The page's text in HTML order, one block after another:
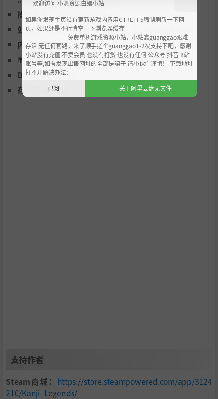
- Choose from a wide range of difficulties and rules.
Climb the ranks
- Achieve different ranks by conquering each trial.
- Become the Ultimate Master.
操作系统:
Windows 10 64-bit
处理器:Quad-core Intel or AMD, 2.5 GHz or faster
内存:16 GB RAM
显卡:Nvidia RTX 2060 / AMD Radeon RX 5700
DirectX 版本:11
存储空间:需要 2 GB 可用空间
支持作者
Steam商城： https://store.steampowered.com/app/3124
210/Kanji_Legends/
欢迎访问 小叽资源白嫖小站
如果你发现主页没有更新游戏内容用CTRL+F5强制刷新一下网
页，如果还是不行清空一下浏览器缓存 ----------------------------------
--------------------- 免费单机游戏资源小站，小站靠guanggao艰难
存活 无任何套路，来了顺手搓个guanggao1-2次支持下吧，感谢
小站没有充值.不卖会员.也没有打赏 也没有任何 公众号 抖音 B站
账号等,如有发现出售网址的全部是骗子,请小伙们谨慎！ 下载地址
打不开解决办法：
已阅
关于阿里云盘无文件